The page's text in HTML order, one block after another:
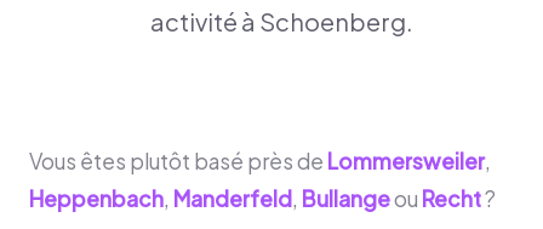
activité à Schoenberg.
Vous êtes plutôt basé près de Lommersweiler,
Heppenbach, Manderfeld, Bullangeou Recht?